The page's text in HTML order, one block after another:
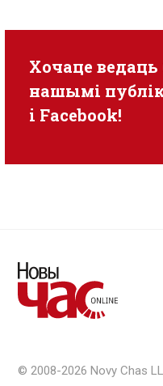
Хочаце
нашымі
i Facebook!
© 2008-2026 Novy Chas